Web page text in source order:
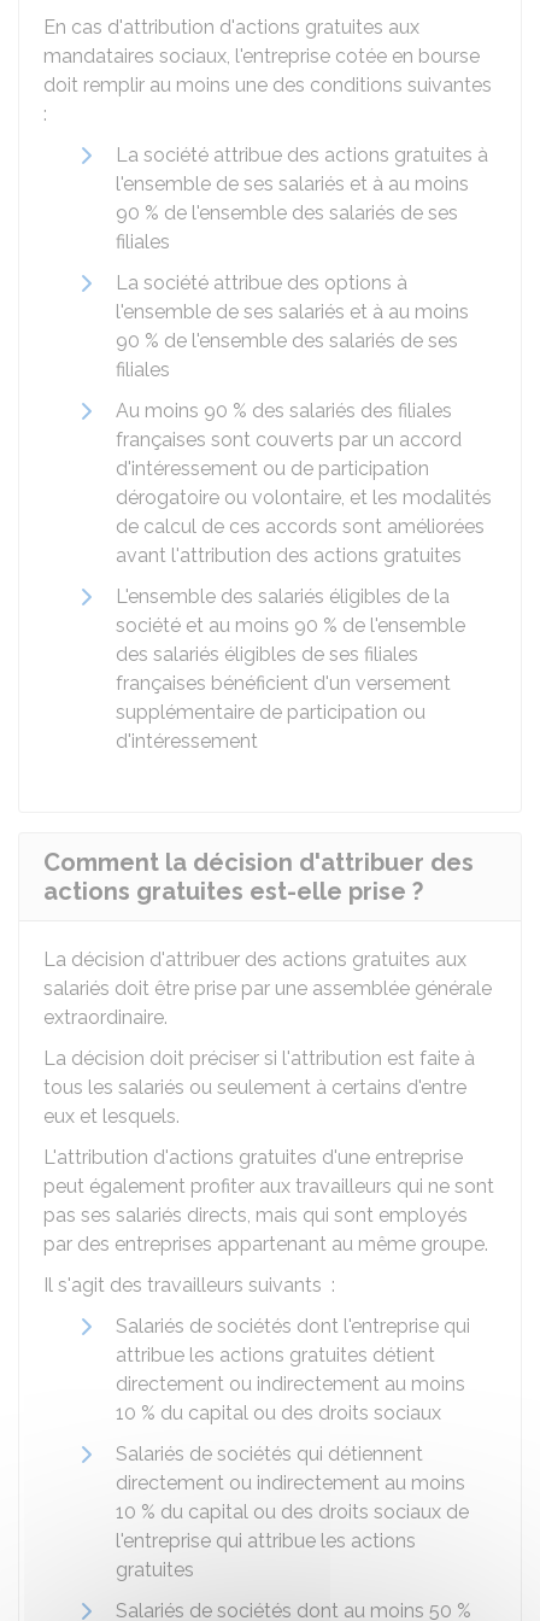
En cas d'attribution d'actions gratuites aux
mandataires sociaux, l'entreprise cotée en bourse
doit remplir au moins une des conditions suivantes
:
La société attribue des actions gratuites à
l'ensemble de ses salariés et à au moins
90 % de l'ensemble des salariés de ses
filiales
La société attribue des options à
l'ensemble de ses salariés et à au moins
90 % de l'ensemble des salariés de ses
filiales
Au moins 90 % des salariés des filiales
françaises sont couverts par un accord
d'intéressement ou de participation
dérogatoire ou volontaire, et les modalités
de calcul de ces accords sont améliorées
avant l'attribution des actions gratuites
L'ensemble des salariés éligibles de la
société et au moins 90 % de l'ensemble
des salariés éligibles de ses filiales
françaises bénéficient d'un versement
supplémentaire de participation ou
d'intéressement
Comment la décision d'attribuer des
actions gratuites est-elle prise ?
La décision d'attribuer des actions gratuites aux
salariés doit être prise par une assemblée générale
extraordinaire.
La décision doit préciser si l'attribution est faite à
tous les salariés ou seulement à certains d'entre
eux et lesquels.
L'attribution d'actions gratuites d'une entreprise
peut également profiter aux travailleurs qui ne sont
pas ses salariés directs, mais qui sont employés
par des entreprises appartenant au même groupe.
Il s'agit des travailleurs suivants :
Salariés de sociétés dont l'entreprise qui
attribue les actions gratuites détient
directement ou indirectement au moins
10 % du capital ou des droits sociaux
Salariés de sociétés qui détiennent
directement ou indirectement au moins
10 % du capital ou des droits sociaux de
l'entreprise qui attribue les actions
gratuites
Salariés de sociétés dont au moins 50 %